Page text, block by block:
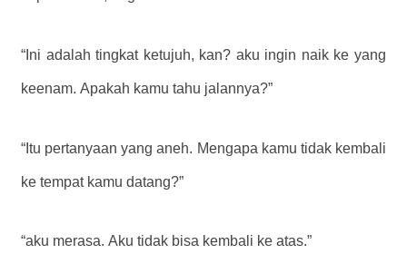
“Ini adalah tingkat ketujuh, kan? aku ingin naik ke yang
keenam. Apakah kamu tahu jalannya?”
“Itu pertanyaan yang aneh. Mengapa kamu tidak kembali
ke tempat kamu datang?”
“aku merasa. Aku tidak bisa kembali ke atas.”